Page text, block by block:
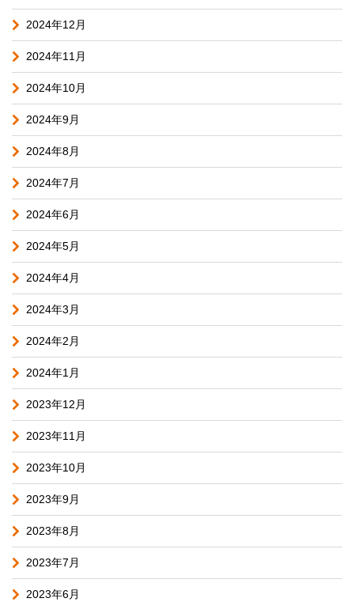
2024年12月
2024年11月
2024年10月
2024年9月
2024年8月
2024年7月
2024年6月
2024年5月
2024年4月
2024年3月
2024年2月
2024年1月
2023年12月
2023年11月
2023年10月
2023年9月
2023年8月
2023年7月
2023年6月